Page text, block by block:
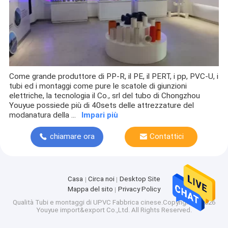
Come grande produttore di PP-R, il PE, il PERT, i pp, PVC-U, i
tubi ed i montaggi come pure le scatole di giunzioni
elettriche, la tecnologia il Co., srl del tubo di Chongzhou
Youyue possiede più di 40sets delle attrezzature del
modanatura della ...
Impari più
chiamare ora Contattici
Casa Circa noi
Desktop Site
Mappa del sito
Privacy Policy
Qualità Tubi e montaggi di UPVC Fabbrica cinese.Copyright © 2026
Youyue import&export Co.,Ltd. All Rights Reserved.